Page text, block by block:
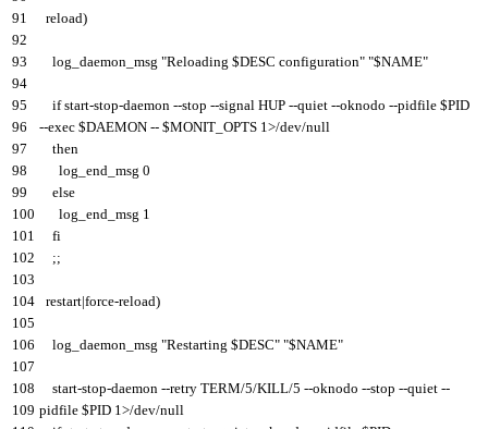
91
92
93
94
95
96
97
98
99
100
101
102
103
104
105
106
107
108
109
reload)
log_daemon msg "Reloading $DESC configuration" "$NAME"
if start-stop-daemon --stop --signal HUP --quiet --oknodo --pidfile $PID
--exec $DAEMON -- $MONIT OPTS 1 >/dev/null
then
log_end msg 0
else
log_end msg 1
fi
;;
restart|force-reload)
log_daemon msg "Restarting $DESC" "$NAME"
start-stop-daemon --retry TERM/5/KILL/5 --oknodo --stop --quiet --
pidfile $PID 1 >/dev/null